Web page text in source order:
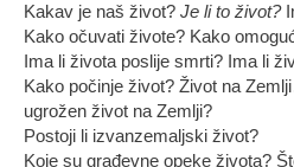
Kakav je naš život?Je li to život?
Kako očuvati živote? Kako
Ima li života poslije smrti? Ima li
Kako počinje život? Život na
ugrožen život na Zemlji?
Postoji li izvanzemaljski život?
Koje su građevne opeke života?